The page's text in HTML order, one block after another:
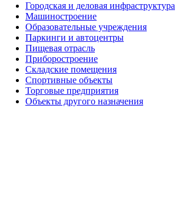
Городская и деловая инфраструктура
Машиностроение
Образовательные учреждения
Паркинги и автоцентры
Пищевая отрасль
Приборостроение
Складские помещения
Спортивные объекты
Торговые предприятия
Объекты другого назначения